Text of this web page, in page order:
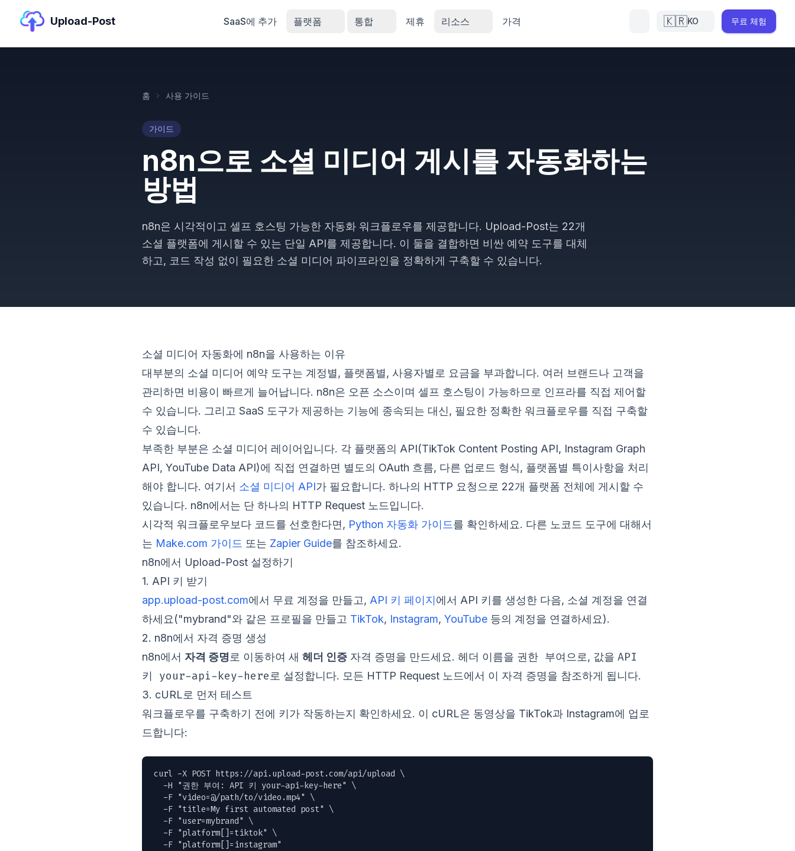
Upload-Post SaaS에 추가 플랫폼 통합 제휴 리소스 가격 🇰🇷KO 무료 체험
홈 사용 가이드
가이드
n8n으로 소셜 미디어 게시를 자동화하는
방법
n8n은 시각적이고 셀프 호스팅 가능한 자동화 워크플로우를 제공합니다. Upload-Post는 22개
소셜 플랫폼에 게시할 수 있는 단일 API를 제공합니다. 이 둘을 결합하면 비싼 예약 도구를 대체
하고, 코드 작성 없이 필요한 소셜 미디어 파이프라인을 정확하게 구축할 수 있습니다.
소셜 미디어 자동화에 n8n을 사용하는 이유
대부분의 소셜 미디어 예약 도구는 계정별, 플랫폼별, 사용자별로 요금을 부과합니다. 여러 브랜드나 고객을
관리하면 비용이 빠르게 늘어납니다. n8n은 오픈 소스이며 셀프 호스팅이 가능하므로 인프라를 직접 제어할
수 있습니다. 그리고 SaaS 도구가 제공하는 기능에 종속되는 대신, 필요한 정확한 워크플로우를 직접 구축할
수 있습니다.
부족한 부분은 소셜 미디어 레이어입니다. 각 플랫폼의 API(TikTok Content Posting API, Instagram Graph
API, YouTube Data API)에 직접 연결하면 별도의 OAuth 흐름, 다른 업로드 형식, 플랫폼별 특이사항을 처리
해야 합니다. 여기서 소셜 미디어 API가 필요합니다. 하나의 HTTP 요청으로 22개 플랫폼 전체에 게시할 수
있습니다. n8n에서는 단 하나의 HTTP Request 노드입니다.
시각적 워크플로우보다 코드를 선호한다면, Python 자동화 가이드를 확인하세요. 다른 노코드 도구에 대해서
는 Make.com 가이드 또는 Zapier Guide를 참조하세요.
n8n에서 Upload-Post 설정하기
1. API 키 받기
app.upload-post.com에서 무료 계정을 만들고, API 키 페이지에서 API 키를 생성한 다음, 소셜 계정을 연결
하세요("mybrand"와 같은 프로필을 만들고 TikTok, Instagram, YouTube 등의 계정을 연결하세요).
2. n8n에서 자격 증명 생성
n8n에서 자격 증명 로 이동하여 새 헤더 인증 자격 증명을 만드세요. 헤더 이름을 권한 부여 으로, 값을 API
키 your-api-key-here 로 설정합니다. 모든 HTTP Request 노드에서 이 자격 증명을 참조하게 됩니다.
3. cURL로 먼저 테스트
워크플로우를 구축하기 전에 키가 작동하는지 확인하세요. 이 cURL은 동영상을 TikTok과 Instagram에 업로
드합니다:
curl -X POST https://api.upload-post.com/api/upload \
  -H "권한 부여: API 키 your-api-key-here" \
  -F "video=@/path/to/video.mp4" \
  -F "title=My first automated post" \
  -F "user=mybrand" \
  -F "platform[]=tiktok" \
  -F "platform[]=instagram"